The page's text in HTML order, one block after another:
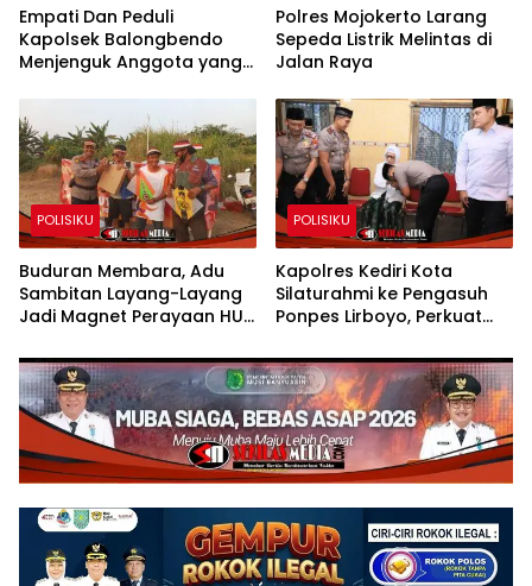
Empati Dan Peduli
Kapolsek Balongbendo
Menjenguk Anggota yang
Polres Mojokerto Larang
Sepeda Listrik Melintas di
Jalan Raya
POLISIKU
Buduran Membara, Adu
Sambitan Layang-Layang
Jadi Magnet Perayaan HUT
POLISIKU
Kapolres Kediri Kota
Silaturahmi ke Pengasuh
Ponpes Lirboyo, Perkuat